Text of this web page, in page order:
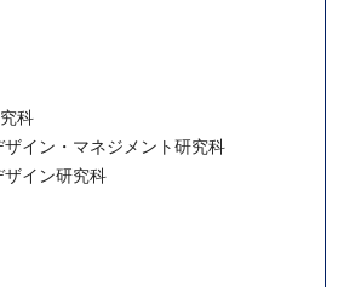
科
イン・マネジメント研究科
イン研究科